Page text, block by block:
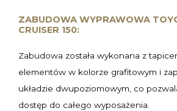
ZABUDOWA WYPRAWOWA
CRUISER 150:
Zabudowa została wykonana z
elementów w kolorze grafitowym i
układzie dwupoziomowym, co
dostęp do całego wyposażenia.